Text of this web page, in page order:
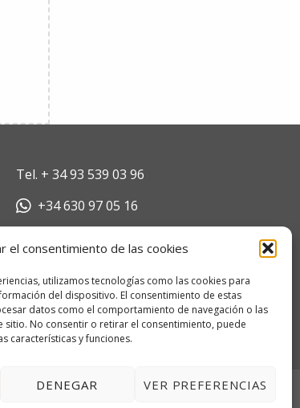
el consentimiento de las cookies
utilizamos tecnologías como las cookies para
del dispositivo. El consentimiento de estas
datos como el comportamiento de navegación o las
sitio. No consentir o retirar el consentimiento, puede
características y funciones.
DENEGAR VER PREFERENCIAS
Tel. + 34 93 539 03 96
+34 630 97 05 16
B64046741
Pallars 35, 08192 Sant Quirze del
Vallés, Barcelona, España